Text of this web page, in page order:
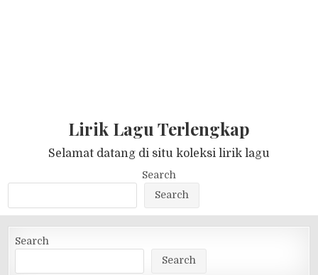
Lirik Lagu Terlengkap
Selamat datang di situ koleksi lirik lagu
Search
Search
Search
Search